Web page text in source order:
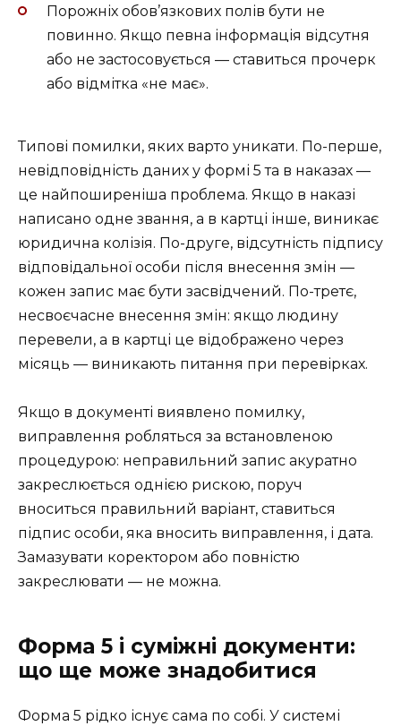
Порожніх обов’язкових полів бути не
повинно. Якщо певна інформація відсутня
або не застосовується — ставиться прочерк
або відмітка «не має».
Типові помилки, яких варто уникати. По-перше,
невідповідність даних у формі 5 та в наказах —
це найпоширеніша проблема. Якщо в наказі
написано одне звання, а в картці інше, виникає
юридична колізія. По-друге, відсутність підпису
відповідальної особи після внесення змін —
кожен запис має бути засвідчений. По-третє,
несвоєчасне внесення змін: якщо людину
перевели, а в картці це відображено через
місяць — виникають питання при перевірках.
Якщо в документі виявлено помилку,
виправлення робляться за встановленою
процедурою: неправильний запис акуратно
закреслюється однією рискою, поруч
вноситься правильний варіант, ставиться
підпис особи, яка вносить виправлення, і дата.
Замазувати коректором або повністю
закреслювати — не можна.
Форма 5 і суміжні документи:
що ще може знадобитися
Форма 5 рідко існує сама по собі. У системі